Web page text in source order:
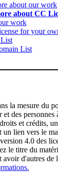
about our work
about CC
work
for your
List
la mesure du
et des
et crédits,
un lien vers le
4.0 des
le titre du
avoir d'autres de